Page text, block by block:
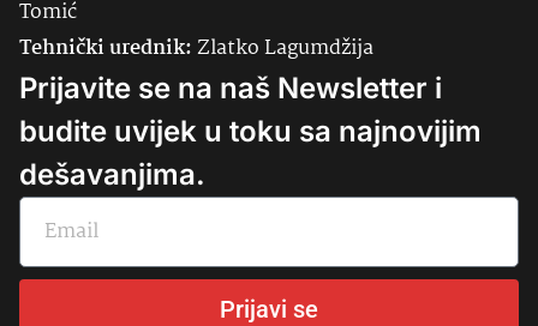
Tomić
Tehnički urednik:Zlatko Lagumdžija
Prijavite se na naš Newsletter i
budite uvijek u toku sa najnovijim
dešavanjima.
Prijavi se